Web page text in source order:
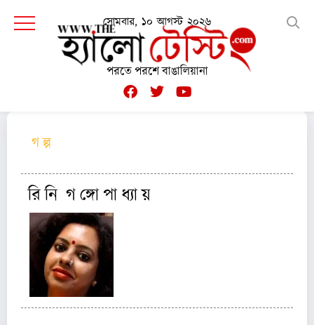
সোমবার, ১০ আগস্ট ২০২৬
পরতে পরশে বাঙালিয়ানা
গ ল্প
রি নি গ ঙ্গো পা ধ্যা য়